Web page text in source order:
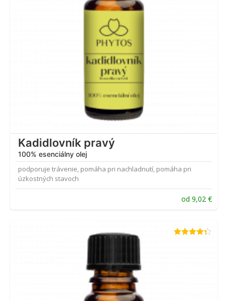
Kadidlovník pravý
100% esenciálny olej
podporuje trávenie, pomáha pri nachladnutí, pomáha pri
úzkostných stavoch
od 9,02 €